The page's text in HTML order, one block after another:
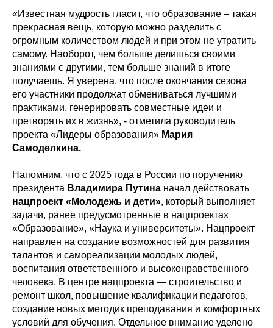
«Известная мудрость гласит, что образование – такая
прекрасная вещь, которую можно разделить с
огромным количеством людей и при этом не утратить
самому. Наоборот, чем больше делишься своими
знаниями с другими, тем больше знаний в итоге
получаешь. Я уверена, что после окончания сезона
его участники продолжат обмениваться лучшими
практиками, генерировать совместные идеи и
претворять их в жизнь», - отметила руководитель
проекта «Лидеры образования» Мария
Самоделкина.
Напомним, что с 2025 года в России по поручению
президента Владимира Путина начал действовать
нацпроект «Молодежь и дети», который выполняет
задачи, ранее предусмотренные в нацпроектах
«Образование», «Наука и университеты». Нацпроект
направлен на создание возможностей для развития
талантов и самореализации молодых людей,
воспитания ответственного и высоконравственного
человека. В центре нацпроекта — строительство и
ремонт школ, повышение квалификации педагогов,
создание новых методик преподавания и комфортных
условий для обучения. Отдельное внимание уделено